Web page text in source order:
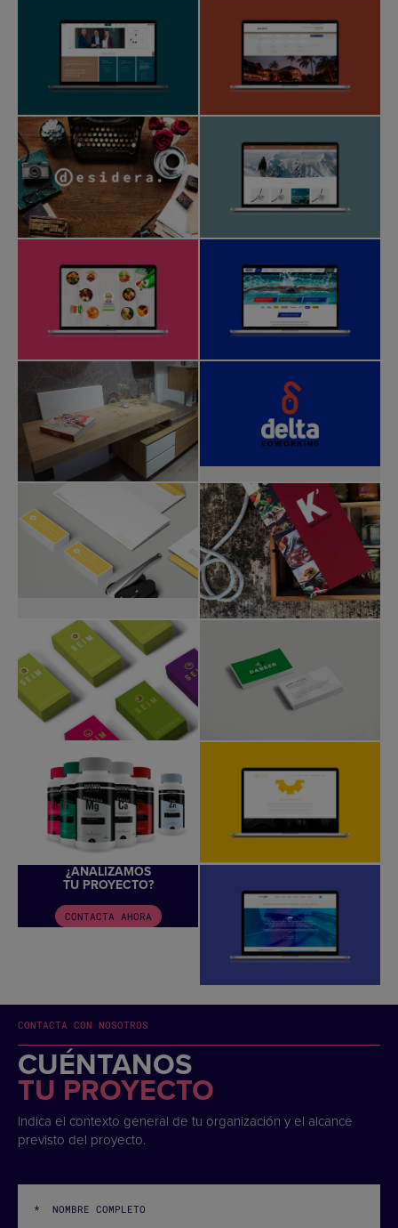
¿ANALIZAMOS
TU PROYECTO?
CONTACTA AHORA
CONTACTA CON NOSOTROS
CUÉNTANOS
TU PROYECTO
Indica el contexto general de tu organización y el alcance
previsto del proyecto.